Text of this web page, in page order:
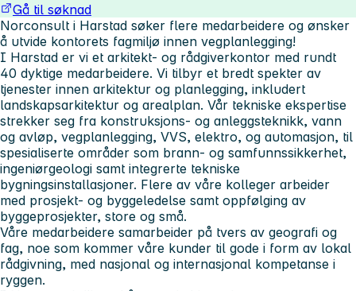
Gå til søknad
Norconsult i Harstad søker flere medarbeidere og ønsker
å utvide kontorets fagmiljø innen vegplanlegging!
I Harstad er vi et arkitekt- og rådgiverkontor med rundt
40 dyktige medarbeidere. Vi tilbyr et bredt spekter av
tjenester innen arkitektur og planlegging, inkludert
landskapsarkitektur og arealplan. Vår tekniske ekspertise
strekker seg fra konstruksjons- og anleggsteknikk, vann
og avløp, vegplanlegging, VVS, elektro, og automasjon, til
spesialiserte områder som brann- og samfunnssikkerhet,
ingeniørgeologi samt integrerte tekniske
bygningsinstallasjoner. Flere av våre kolleger arbeider
med prosjekt- og byggeledelse samt oppfølging av
byggeprosjekter, store og små.
Våre medarbeidere samarbeider på tvers av geografi og
fag, noe som kommer våre kunder til gode i form av lokal
rådgivning, med nasjonal og internasjonal kompetanse i
ryggen.